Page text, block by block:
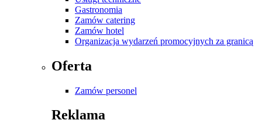
Gastronomia
Zamów catering
Zamów hotel
Organizacja wydarzeń promocyjnych za granicą
Oferta
Zamów personel
Reklama